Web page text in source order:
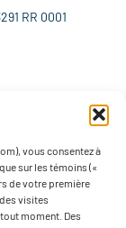
vous consentez à
sur les témoins («
de votre première
visites
moment. Des
RR 0001